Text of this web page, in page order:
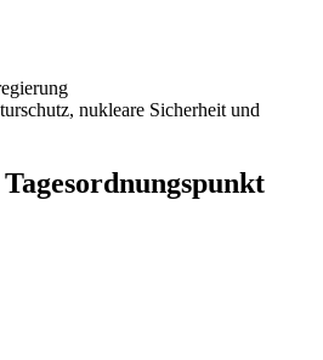
nukleare Sicherheit und